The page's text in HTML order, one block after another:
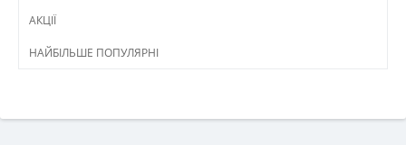
АКЦІЇ
НАЙБІЛЬШЕ ПОПУЛЯРНІ